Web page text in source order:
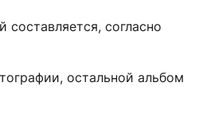
согласно
остальной альбом